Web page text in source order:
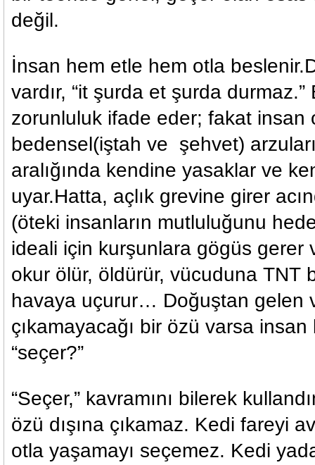
değil.
İnsan hem etle hem otla
vardır, “it şurda et şurda
zorunluluk ifade eder; fakat insan
bedensel(iştah ve şehvet)
aralığında kendine yasaklar ve
uyar.Hatta, açlık grevine girer
(öteki insanların mutluluğunu
ideali için kurşunlara gögüs gerer
okur ölür, öldürür, vücuduna TNT
havaya uçurur… Doğuştan gelen
çıkamayacağı bir özü varsa insan
“seçer?”
“Seçer,” kavramını bilerek
özü dışına çıkamaz. Kedi fareyi
otla yaşamayı seçemez. Kedi